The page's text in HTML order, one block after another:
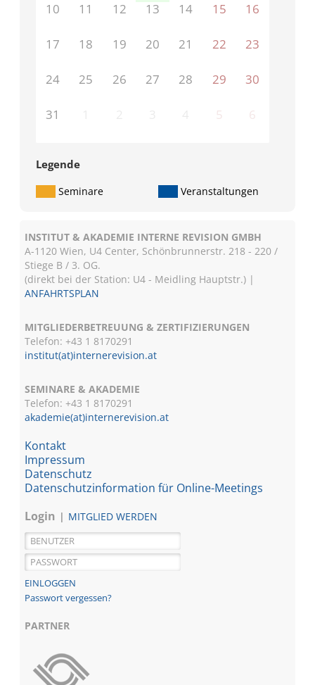
10 11 12 13 14 15 16
17 18 19 20 21 22 23
24 25 26 27 28 29 30
31 5 6
Legende
Seminare Veranstaltungen
INSTITUT & AKADEMIE INTERNE REVISION GMBH
A-1120 Wien, U4 Center, Schönbrunnerstr. 218 - 220 /
Stiege B / 3. OG.
(direkt bei der Station: U4 - Meidling Hauptstr.) |
ANFAHRTSPLAN
MITGLIEDERBETREUUNG & ZERTIFIZIERUNGEN
Telefon: +43 1 8170291
institut(at)internerevision.at
SEMINARE & AKADEMIE
Telefon: +43 18170291
akademie(at)internerevision.at
Kontakt
Impressum
Datenschutz
Datenschutzinformation für Online-Meetings
Login
MITGLIED WERDEN
Passwort vergessen?
PARTNER